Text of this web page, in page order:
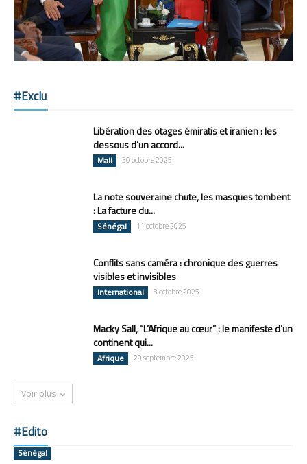
#Exclu
Libération des otages émiratis et iranien : les
dessous d’un accord...
Mali 30 octobre 2025
La note souveraine chute, les masques tombent
: La facture du...
Sénégal 11 octobre 2025
Conflits sans caméra : chronique des guerres
visibles et invisibles
International 3 octobre 2025
Macky Sall, “L’Afrique au cœur” : le manifeste d’un
continent qui...
Afrique 29 septembre 2025
Voir plus
#Edito
Sénégal